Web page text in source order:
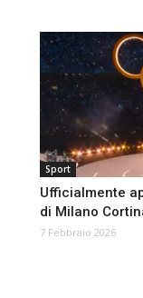
Sport
Ufficialmente
di Milano
7 Febbraio 2026